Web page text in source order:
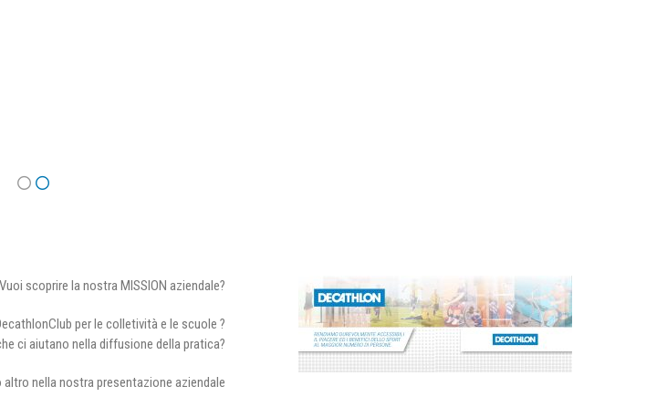
scoprire la nostra MISSION aziendale?
per le colletività e le scuole ?
ci aiutano nella diffusione della pratica?
nella nostra presentazione aziendale